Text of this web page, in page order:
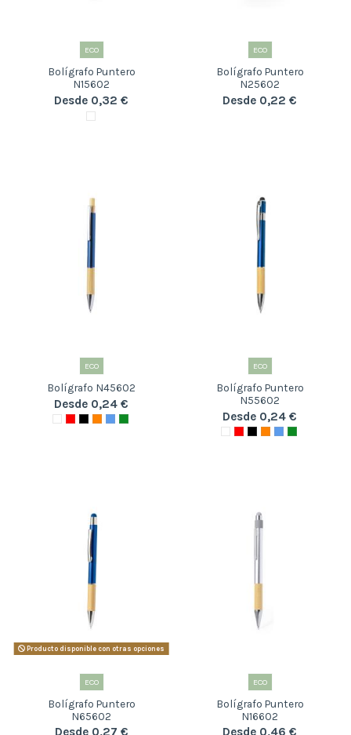
ECO
Bolígrafo Puntero
N15602
Desde 0,32 €
ECO
Bolígrafo Puntero
N25602
Desde 0,22 €
ECO
Bolígrafo N45602
Desde 0,24 €
ECO
Bolígrafo Puntero
N55602
Desde 0,24 €
Producto disponible con otras opciones
ECO
Bolígrafo Puntero
N65602
ECO
Bolígrafo Puntero
N16602